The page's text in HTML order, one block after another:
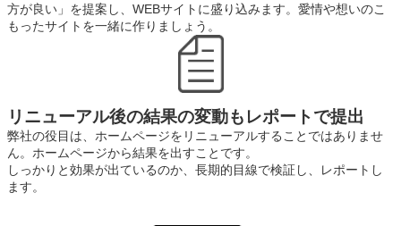
方が良い」を提案し、WEBサイトに盛り込みます。愛情や想いのこ
もったサイトを一緒に作りましょう。
リニューアル後の結果の変動もレポートで提出
弊社の役目は、ホームページをリニューアルすることではありませ
ん。ホームページから結果を出すことです。
しっかりと効果が出ているのか、長期的目線で検証し、レポートし
ます。